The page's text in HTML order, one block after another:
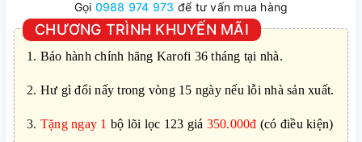
Gọi 0988 974 973 để tư vấn mua hàng
CHƯƠNG TRÌNH KHUYẾN MÃI
1. Bảo hành chính hãng Karofi 36 tháng tại nhà.
2. Hư gì đổi nấy trong vòng 15 ngày nếu lỗi nhà sản xuất.
3. Tặng ngay 1 bộ lõi lọc 123 giá 350.000đ (có điều kiện)